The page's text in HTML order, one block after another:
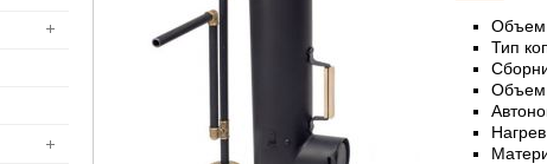
Объем
Тип
Объем